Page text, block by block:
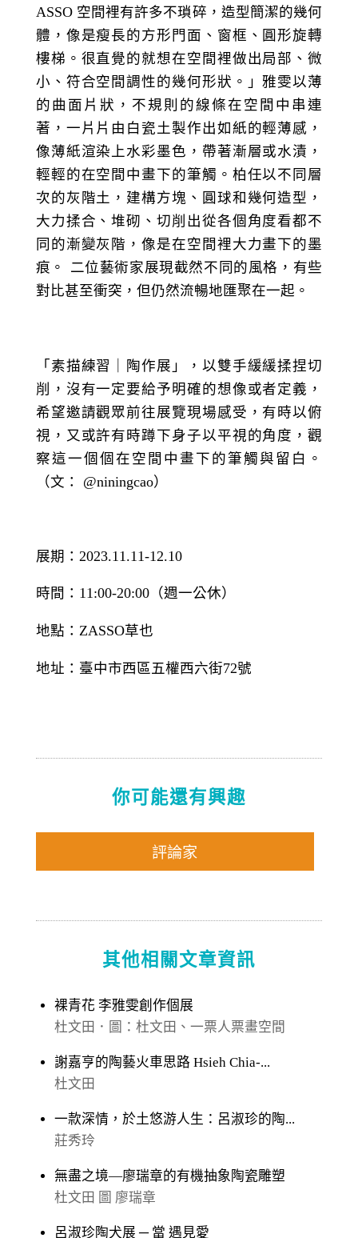
ASSO 空間裡有許多不瑣碎，造型簡潔的幾何
體，像是瘦長的方形門面、窗框、圓形旋轉
樓梯。很直覺的就想在空間裡做出局部、微
小、符合空間調性的幾何形狀。」雅雯以薄
的曲面片狀，不規則的線條在空間中串連
著，一片片由白瓷土製作出如紙的輕薄感，
像薄紙渲染上水彩墨色，帶著漸層或水漬，
輕輕的在空間中畫下的筆觸。柏任以不同層
次的灰階土，建構方塊、圓球和幾何造型，
大力揉合、堆砌、切削出從各個角度看都不
同的漸變灰階，像是在空間裡大力畫下的墨
痕。 二位藝術家展現截然不同的風格，有些
對比甚至衝突，但仍然流暢地匯聚在一起。
「素描練習｜陶作展」，以雙手緩緩揉捏切
削，沒有一定要給予明確的想像或者定義，
希望邀請觀眾前往展覽現場感受，有時以俯
視，又或許有時蹲下身子以平視的角度，觀
察這一個個在空間中畫下的筆觸與留白。
（文： @niningcao）
展期：2023.11.11-12.10
時間：11:00-20:00（週一公休）
地點：ZASSO草也
地址：臺中市⻄區五權⻄六街72號
你可能還有興趣
評論家
其他相關文章資訊
裸青花 李雅雯創作個展
杜文田．圖：杜文田、一票人票畫空間
謝嘉亨的陶藝火車思路 Hsieh Chia-...
杜文田
一款深情，於土悠游人生：呂淑珍的陶...
莊秀玲
無盡之境—廖瑞章的有機抽象陶瓷雕塑
杜文田 圖 廖瑞章
呂淑珍陶犬展 ─ 當 遇見愛